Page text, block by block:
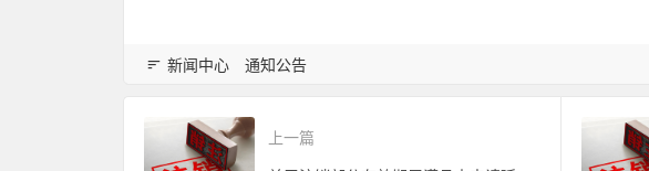
新闻中心 通知公告
上一篇